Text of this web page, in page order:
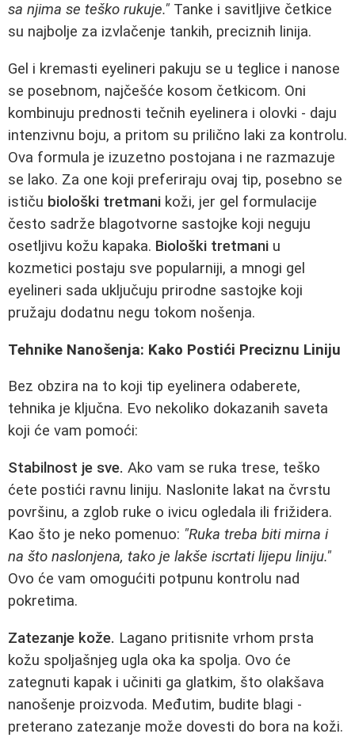
sa njima se teško rukuje." Tanke i savitljive četkice
su najbolje za izvlačenje tankih, preciznih linija.
Gel i kremasti eyelineri pakuju se u teglice i nanose
se posebnom, najčešće kosom četkicom. Oni
kombinuju prednosti tečnih eyelinera i olovki - daju
intenzivnu boju, a pritom su prilično laki za kontrolu.
Ova formula je izuzetno postojana i ne razmazuje
se lako. Za one koji preferiraju ovaj tip, posebno se
ističu biološki tretmani koži, jer gel formulacije
često sadrže blagotvorne sastojke koji neguju
osetljivu kožu kapaka. Biološki tretmani u
kozmetici postaju sve popularniji, a mnogi gel
eyelineri sada uključuju prirodne sastojke koji
pružaju dodatnu negu tokom nošenja.
Tehnike Nanošenja: Kako Postići Preciznu Liniju
Bez obzira na to koji tip eyelinera odaberete,
tehnika je ključna. Evo nekoliko dokazanih saveta
koji će vam pomoći:
Stabilnost je sve. Ako vam se ruka trese, teško
ćete postići ravnu liniju. Naslonite lakat na čvrstu
površinu, a zglob ruke o ivicu ogledala ili frižidera.
Kao što je neko pomenuo: "Ruka treba biti mirna i
na što naslonjena, tako je lakše iscrtati lijepu liniju."
Ovo će vam omogućiti potpunu kontrolu nad
pokretima.
Zatezanje kože. Lagano pritisnite vrhom prsta
kožu spoljašnjeg ugla oka ka spolja. Ovo će
zategnuti kapak i učiniti ga glatkim, što olakšava
nanošenje proizvoda. Međutim, budite blagi -
preterano zatezanje može dovesti do bora na koži.